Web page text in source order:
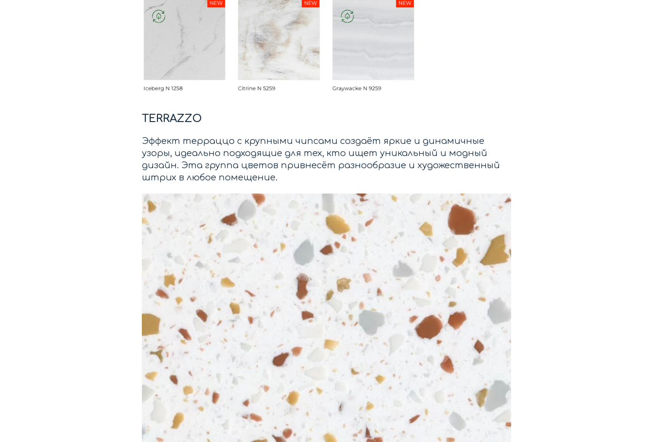
TERRAZZO
Эффект терраццо с крупными чипсами создаёт яркие и динамичные
узоры, идеально подходящие для тех, кто ищет уникальный и модный
дизайн. Эта группа цветов привнесёт разнообразие и художественный
штрих в любое помещение.